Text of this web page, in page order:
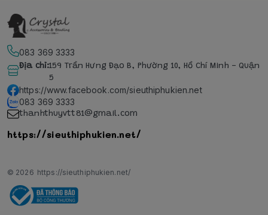
083 369 3333
Địa chỉ:159 Trần Hưng Đạo B, Phường 10, Hồ Chí Minh - Quận
5
https://www.facebook.com/sieuthiphukien.net
083 369 3333
thanhthuyvtt81@gmail.com
https://sieuthiphukien.net/
© 2026 https://sieuthiphukien.net/